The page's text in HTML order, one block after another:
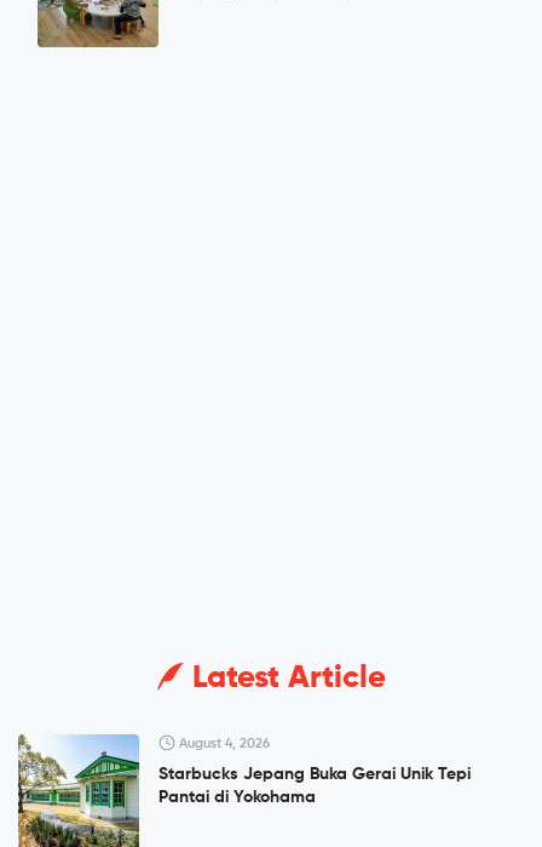
Latest Article
August 4, 2026
Starbucks Jepang Buka Gerai Unik Tepi
Pantai di Yokohama